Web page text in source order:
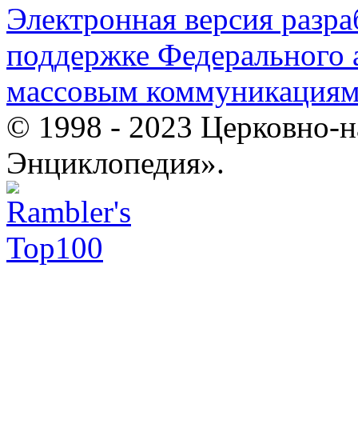
Электронная версия
поддержке Федерального
массовым
© 1998 - 2023 Церковно-
Энциклопедия».